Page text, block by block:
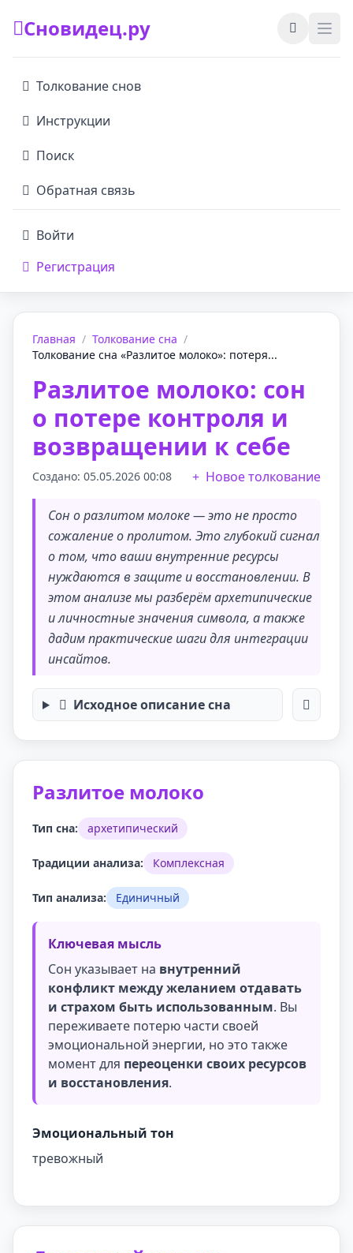
Сновидец.ру
Толкование снов
Инструкции
Поиск
Обратная связь
Войти
Регистрация
Главная / Толкование сна /
Толкование сна «Разлитое молоко»: потеря...
Разлитое молоко: сон
о потере контроля и
возвращении к себе
Создано: 05.05.2026 00:08 Новое толкование
Сон о разлитом молоке — это не просто
сожаление о пролитом. Это глубокий сигнал
о том, что ваши внутренние ресурсы
нуждаются в защите и восстановлении. В
этом анализе мы разберём архетипические
и личностные значения символа, а также
дадим практические шаги для интеграции
инсайтов.
Исходное описание сна
Разлитое молоко
Тип сна: архетипический
Традиции анализа: Комплексная
Тип анализа: Единичный
Ключевая мысль
Сон указывает на внутренний
конфликт между желанием отдавать
и страхом быть использованным. Вы
переживаете потерю части своей
эмоциональной энергии, но это также
момент для переоценки своих ресурсов
и восстановления.
Эмоциональный тон
тревожный